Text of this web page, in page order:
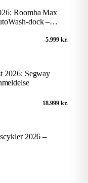
Roomba Max
dock –
5.999 kr.
2026: Segway
18.999 kr.
2026 –